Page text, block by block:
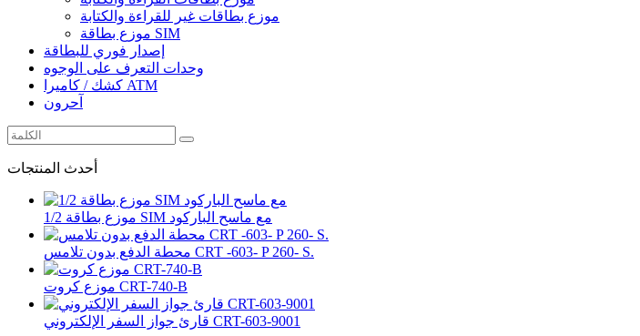
موزع بطاقات غير للقراءة والكتابة
موزع بطاقة SIM
إصدار فوري للبطاقة
وحدات التعرف على الوجوه
كشك / كاميرا ATM
آحرون
أحدث المنتجات
1/2 موزع بطاقة SIM مع ماسح الباركود
محطة الدفع بدون تلامس CRT -603- P 260- S.
موزع كروت CRT-740-B
قارئ جواز السفر الإلكتروني CRT-603-9001